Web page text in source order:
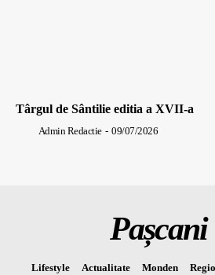
Târgul de Sântilie editia a XVII-a
Admin Redactie - 09/07/2026
Pașcani
Lifestyle Actualitate Monden